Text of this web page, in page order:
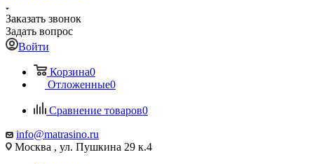
Заказать звонок
Задать вопрос
Войти
Корзина0
Отложенные0
Сравнение товаров0
info@matrasino.ru
Москва , ул. Пушкина 29 к.4